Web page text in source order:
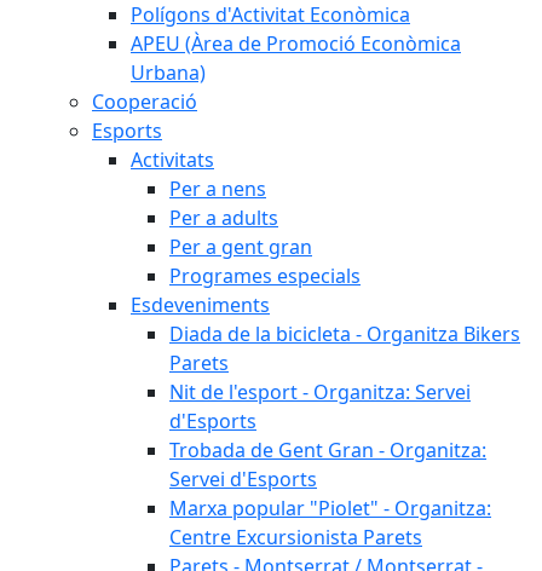
Polígons d'Activitat Econòmica
APEU (Àrea de Promoció Econòmica
Urbana)
Cooperació
Esports
Activitats
Per a nens
Per a adults
Per a gent gran
Programes especials
Esdeveniments
Diada de la bicicleta - Organitza Bikers
Parets
Nit de l'esport - Organitza: Servei
d'Esports
Trobada de Gent Gran - Organitza:
Servei d'Esports
Marxa popular "Piolet" - Organitza:
Centre Excursionista Parets